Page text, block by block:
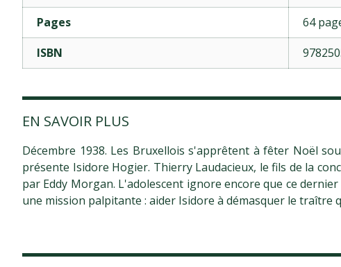
Pages
64
ISBN
EN SAVOIR PLUS
Décembre 1938. Les Bruxellois s'apprêtent à fêter Noël
présente Isidore Hogier. Thierry Laudacieux, le fils de la
par Eddy Morgan. L'adolescent ignore encore que ce
une mission palpitante : aider Isidore à démasquer le traître